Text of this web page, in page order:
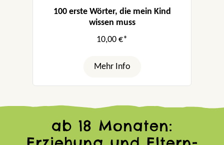
100 erste Wörter, die mein Kind
wissen muss
10,00 €*
Mehr Info
ab 18 Monaten: